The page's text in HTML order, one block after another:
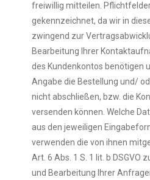
freiwillig mitteilen.
gekennzeichnet, da wir in
zwingend zur
Bearbeitung Ihrer
des Kundenkontos benötigen
Angabe die Bestellung und/
nicht abschließen, bzw. die
versenden können. Welche
aus den jeweiligen
verwenden die von ihnen
Art. 6 Abs. 1 S. 1 lit. b DSGVO
und Bearbeitung Ihrer